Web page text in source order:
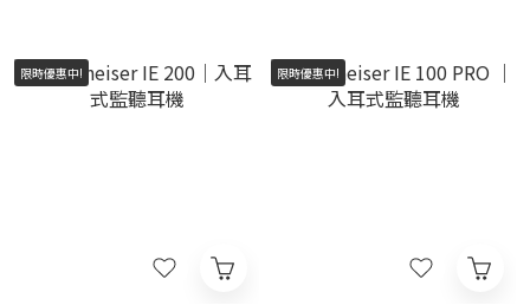
限時優惠中! 限時優惠中!